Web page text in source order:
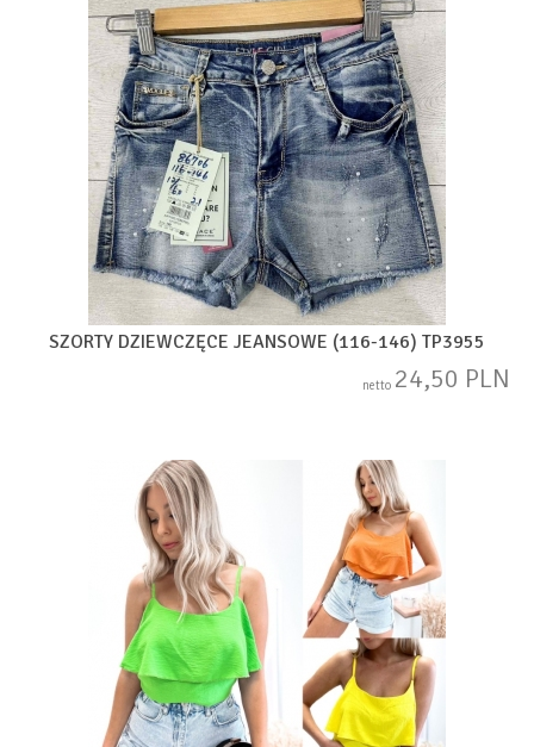
SZORTY DZIEWCZĘCE JEANSOWE (116-146) TP3955
netto 24,50 PLN